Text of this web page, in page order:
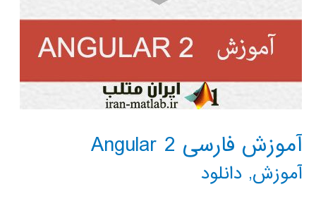
آموزش فارسی Angular 2
آموزش, دانلود